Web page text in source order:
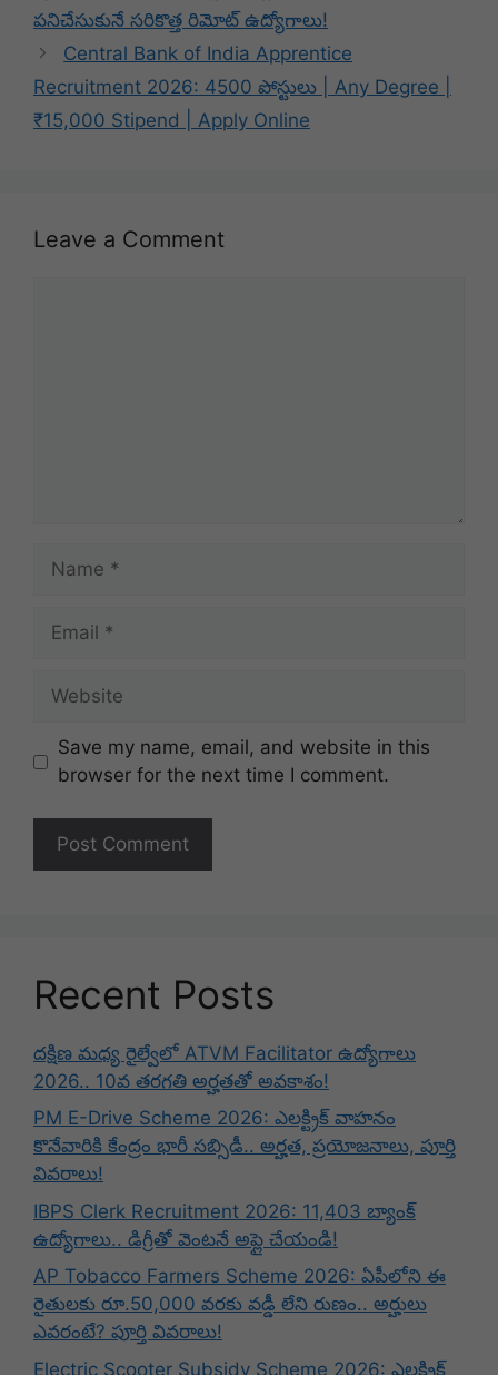
పనిచేసుకునే సరికొత్త రిమోట్ ఉద్యోగాలు!
Central Bank of India Apprentice
Recruitment 2026: 4500 పోస్టులు | Any Degree |
₹15,000 Stipend | Apply Online
Leave a Comment
Website
Save my name, email, and website in this
browser for the next time I comment.
Recent Posts
దక్షిణ మధ్య రైల్వేలో ATVM Facilitator ఉద్యోగాలు
2026.. 10వ తరగతి అర్హతతో అవకాశం!
PM E-Drive Scheme 2026: ఎలక్ట్రిక్ వాహనం
కొనేవారికి కేంద్రం భారీ సబ్సిడీ.. అర్హత, ప్రయోజనాలు, పూర్తి
వివరాలు!
IBPS Clerk Recruitment 2026: 11,403 బ్యాంక్
ఉద్యోగాలు.. డిగ్రీతో వెంటనే అప్లై చేయండి!
AP Tobacco Farmers Scheme 2026: ఏపీలోని ఈ
రైతులకు రూ.50,000 వరకు వడ్డీ లేని రుణం.. అర్హులు
ఎవరంటే? పూర్తి వివరాలు!
Electric Scooter Subsidy Scheme 2026: ఎలక్ట్రిక్